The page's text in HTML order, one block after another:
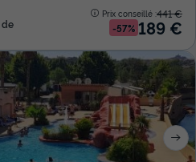
de
Prix conseillé :441 €
-57% 189 €